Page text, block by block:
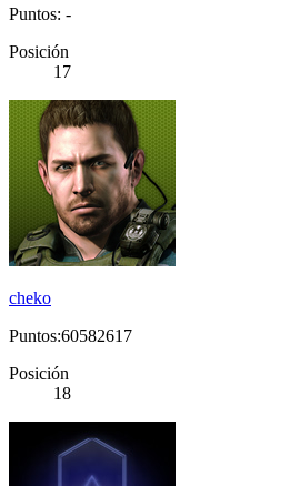
Puntos: -
Posición
17
cheko
Puntos:60582617
Posición
18